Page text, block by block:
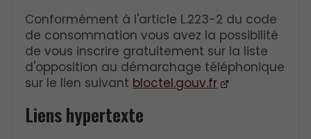
Conformément à l'article L.223-2 du code
de consommation vous avez la possibilité
de vous inscrire gratuitement sur la liste
d'opposition au démarchage téléphonique
sur le lien suivant bloctel.gouv.fr
Liens hypertexte